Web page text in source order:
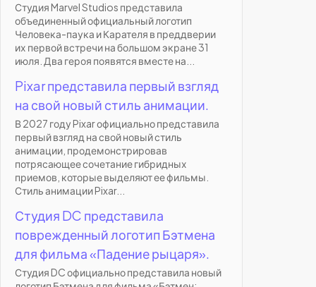
Студия Marvel Studios представила
объединенный официальный логотип
Человека-паука и Карателя в преддверии
их первой встречи на большом экране 31
июля. Два героя появятся вместе на...
Pixar представила первый взгляд
на свой новый стиль анимации.
В 2027 году Pixar официально представила
первый взгляд на свой новый стиль
анимации, продемонстрировав
потрясающее сочетание гибридных
приемов, которые выделяют ее фильмы.
Стиль анимации Pixar...
Студия DC представила
поврежденный логотип Бэтмена
для фильма «Падение рыцаря».
Студия DC официально представила новый